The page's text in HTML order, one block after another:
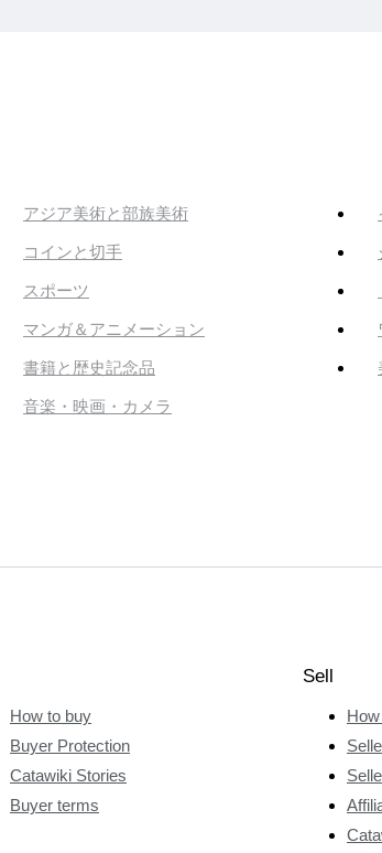
アジア美術と部族美術
コインと切手
スポーツ
マンガ＆アニメーション
書籍と歴史記念品
音楽・映画・カメラ
How to buy
Buyer Protection
Catawiki Stories
Buyer terms
Sell